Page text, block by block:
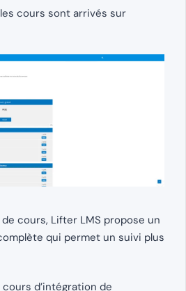
cours sont arrivés sur
de cours, Lifter LMS propose un
qui permet un suivi plus
d’intégration de